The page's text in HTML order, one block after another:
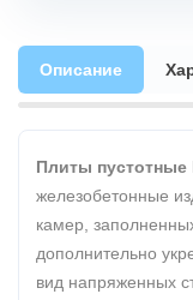
Описание
Плиты пустотные
железобетонные
камер,
дополнительно
вид напряженных